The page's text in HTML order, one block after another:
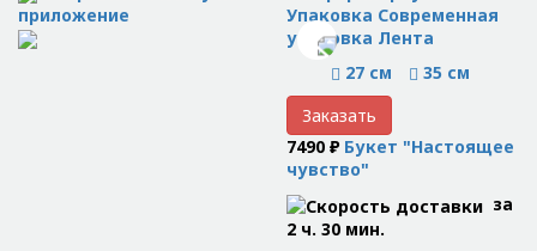
приложение
Упаковка Современная
упаковка Лента
27 см
35 см
Заказать
7490 ₽ Букет "Настоящее
чувство"
за
2 ч. 30 мин.